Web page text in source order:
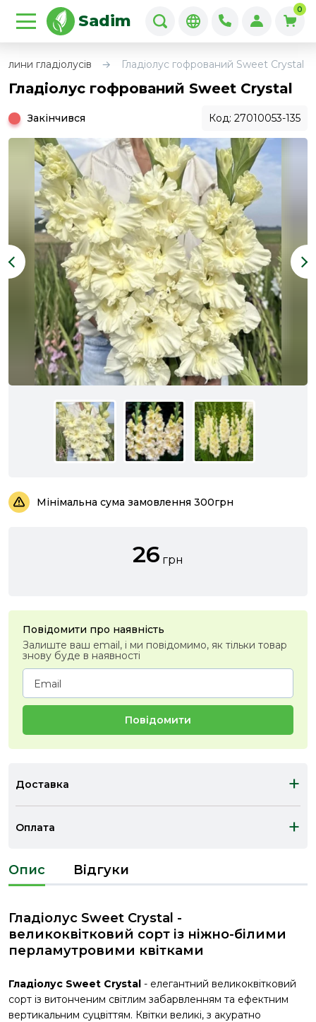
Sadim
0
гладіолусів Гладіолус гофрований Sweet Crystal
Гладіолус гофрований Sweet Crystal
Закінчився Код: 27010053-135
Мінімальна сума замовлення 300грн
26 грн
Повідомити про наявність
Залиште ваш email, і ми повідомимо, як тільки товар
знову буде в наявності
Повідомити
Доставка +
Оплата +
Опис Відгуки
Гладіолус Sweet Crystal -
великоквітковий сорт із ніжно-білими
перламутровими квітками
Гладіолус Sweet Crystal - елегантний великоквітковий
сорт із витонченим світлим забарвленням та ефектним
вертикальним суцвіттям. Квітки великі, з акуратно